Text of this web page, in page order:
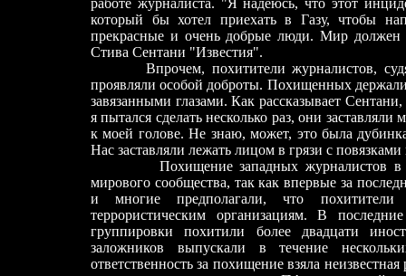
работе журналиста. "Я надеюсь, что этот
который бы хотел приехать в Газу, чтобы
прекрасные и очень добрые люди. Мир
Стива Сентани "Известия".
Впрочем, похитители журналистов, судя
проявляли особой доброты. Похищенных
завязанными глазами. Как рассказывает
я пытался сделать несколько раз, они
к моей голове. Не знаю, может, это была
Нас заставляли лежать лицом в грязи с
Похищение западных журналистов в ПА
мирового сообщества, так как впервые за
и многие предполагали, что
террористическим организациям. В
группировки похитили более двадцати
заложников выпускали в течение
ответственность за похищение взяла